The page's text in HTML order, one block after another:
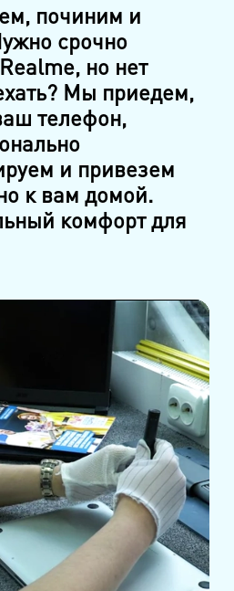
починим и
срочно
но нет
Мы приедем,
телефон,
и привезем
к вам домой.
комфорт для